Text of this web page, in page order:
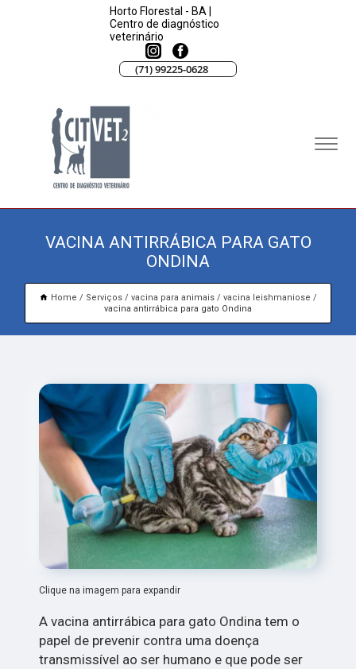
Horto Florestal - BA |
Centro de diagnóstico
veterinário
(71) 99225-0628
VACINA ANTIRRÁBICA PARA GATO
ONDINA
Home Serviços vacina para animais
vacina leishmaniose
vacina antirrábica para gato Ondina
Clique na imagem para expandir
A vacina antirrábica para gato Ondina tem o
papel de prevenir contra uma doença
transmissível ao ser humano e que pode ser